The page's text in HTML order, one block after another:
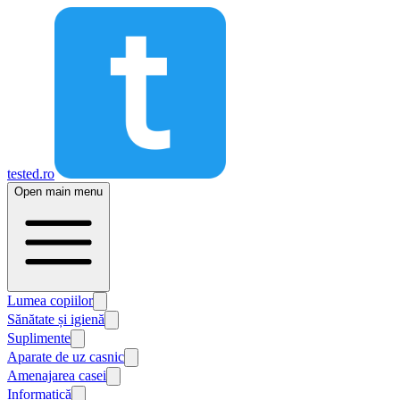
tested.ro
Open main menu
Lumea copiilor
Sănătate și igienă
Suplimente
Aparate de uz casnic
Amenajarea casei
Informatică